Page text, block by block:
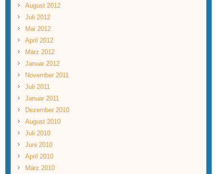
August 2012
Juli 2012
Mai 2012
April 2012
März 2012
Januar 2012
November 2011
Juli 2011
Januar 2011
Dezember 2010
August 2010
Juli 2010
Juni 2010
April 2010
März 2010